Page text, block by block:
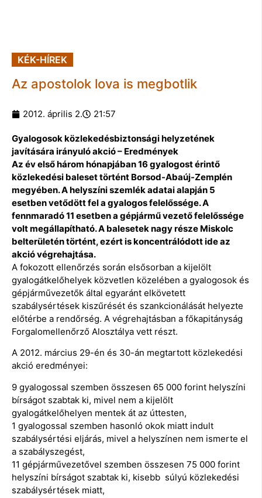
KÉK-HÍREK
Az apostolok lova is megbotlik
2012. április 2. 21:57
Gyalogosok közlekedésbiztonsági helyzetének
javítására irányuló akció – Eredmények
Az év első három hónapjában 16 gyalogost érintő
közlekedési baleset történt Borsod-Abaúj-Zemplén
megyében. A helyszíni szemlék adatai alapján 5
esetben vetődött fel a gyalogos felelőssége. A
fennmaradó 11 esetben a gépjármű vezető felelőssége
volt megállapítható. A balesetek nagy része Miskolc
belterületén történt, ezért is koncentrálódott ide az
akció végrehajtása.
A fokozott ellenőrzés során elsősorban a kijelölt
gyalogátkelőhelyek közvetlen közelében a gyalogosok és
gépjárművezetők által egyaránt elkövetett
szabálysértések kiszűrését és szankcionálását helyezte
előtérbe a rendőrség. A végrehajtásban a főkapitányság
Forgalomellenőrző Alosztálya vett részt.
A 2012. március 29-én és 30-án megtartott közlekedési
akció eredményei:
9 gyalogossal szemben összesen 65 000 forint helyszíni
bírságot szabtak ki, mivel nem a kijelölt
gyalogátkelőhelyen mentek át az úttesten,
1 gyalogossal szemben hasonló okok miatt indult
szabálysértési eljárás, mivel a helyszínen nem ismerte el
a szabályszegést,
11 gépjárművezetővel szemben összesen 75 000 forint
helyszíni bírságot szabtak ki, kisebb súlyú közlekedési
szabálysértések miatt,